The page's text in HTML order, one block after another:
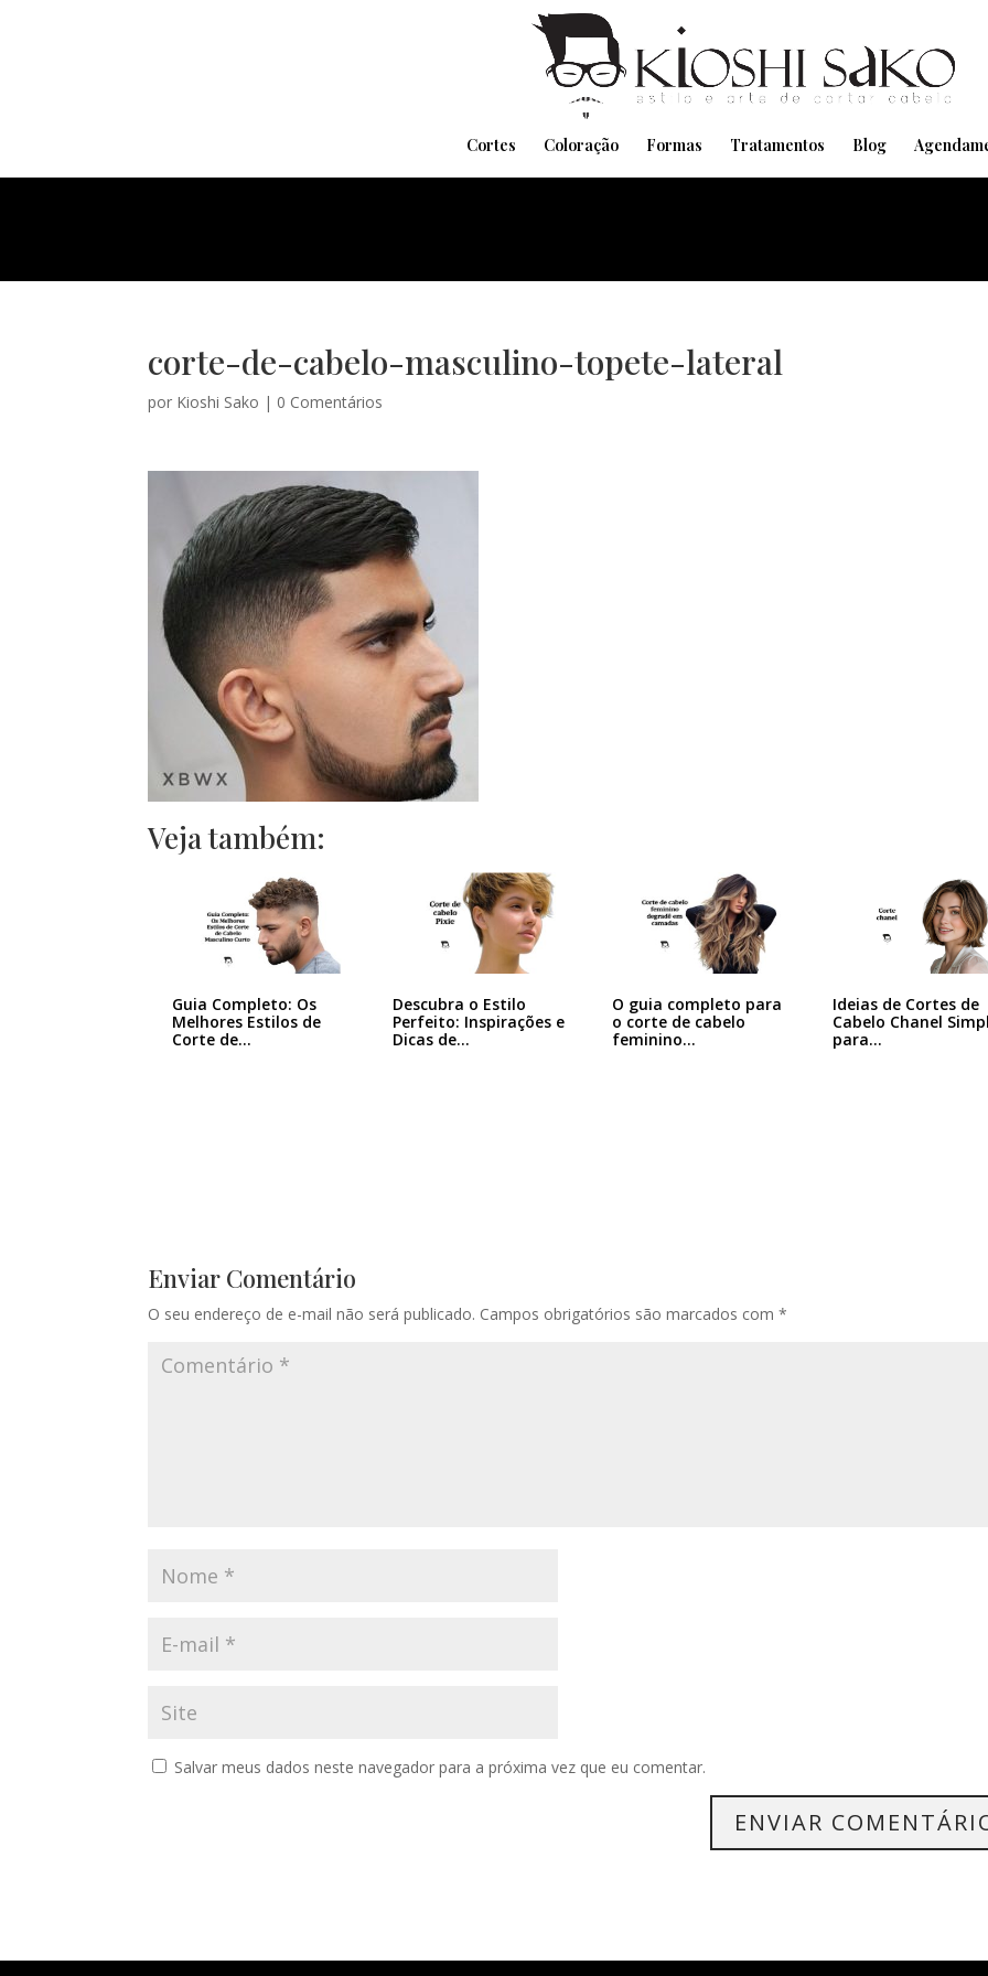
Cortes Coloração Formas Tratamentos Blog
corte-de-cabelo-masculino-topete-lateral
por Kioshi Sako | 0 Comentários
Veja também:
Guia Completo: Os
Melhores Estilos de
Corte de…
Descubra o Estilo
Perfeito: Inspirações e
Dicas de…
O guia completo para
o corte de cabelo
feminino…
Ideias de Cortes de
Cabelo Chanel
para…
Enviar Comentário
O seu endereço de e-mail não será publicado. Campos obrigatórios são marcados com*
Salvar meus dados neste navegador para a próxima vez que eu comentar.
Pensando em transformar seu Visual??
Agende pelo Whatsapp